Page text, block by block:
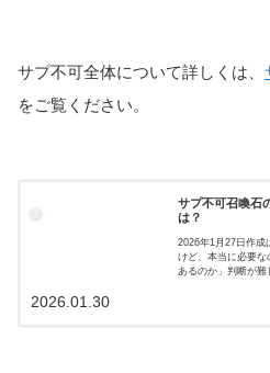
サプ不可全体について詳しくは、
をご覧ください。
サプ不可召喚石
は？
2026年1月27日作成
けど、本当に必要な
あるのか」判断が難
2026.01.30